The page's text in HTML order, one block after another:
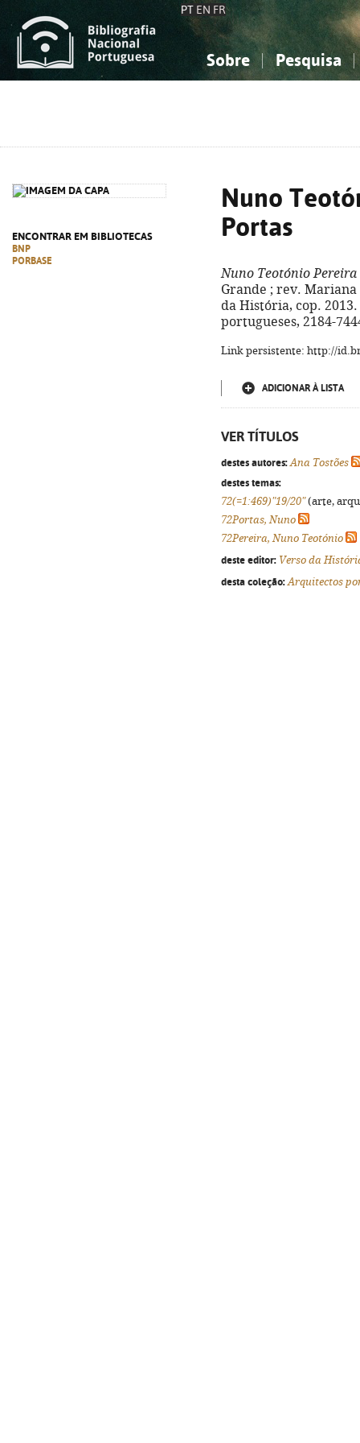
PT EN FR
Sobre Pesquisa
ENCONTRAR EM BIBLIOTECAS
BNP
PORBASE
Nuno
Portas
Nuno Teotónio
Grande ; rev. Mariana
da História, cop.
portugueses, 2184-
Link persistente: http://
ADICIONAR À LISTA
VER TÍTULOS
destes autores: Ana Tostões
destes temas:
72(=1:469)"19/20"(arte,
72Portas, Nuno
72Pereira, Nuno Teotónio
deste editor: Verso da
desta coleção: Arquitectos